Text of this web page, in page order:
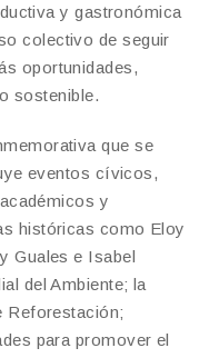
y gastronómica
colectivo de seguir
oportunidades,
sostenible.
que se
eventos cívicos,
y
históricas como Eloy
Guales e Isabel
del Ambiente; la
Reforestación;
para promover el